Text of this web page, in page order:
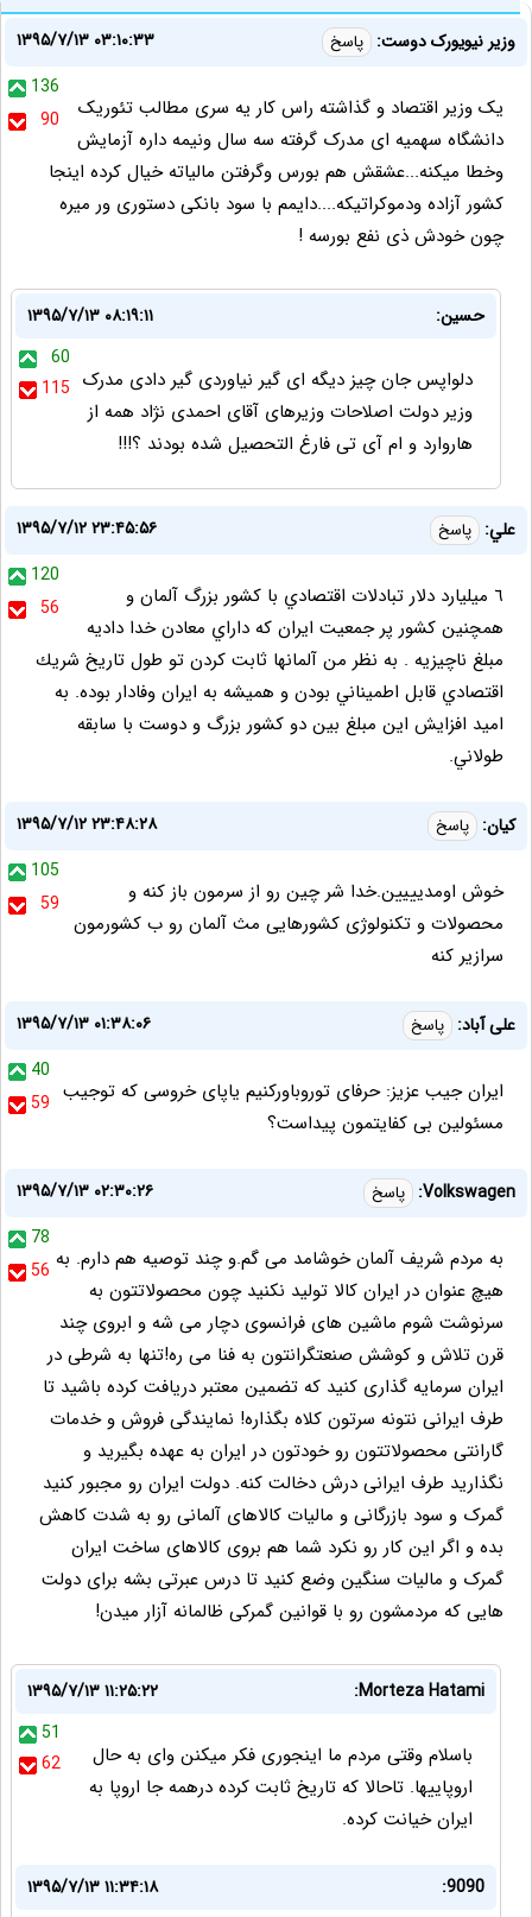
وزیر نیویورک دوست: پاسخ
۱۳۹۵/۷/۱۳ ۰۳:۱۰:۳۳
136
90
یک وزیر اقتصاد و گذاشته راس کار یه سری مطالب تئوریک
دانشگاه سهمیه ای مدرک گرفته سه سال ونیمه داره آزمایش
وخطا میکنه...عشقش هم بورس وگرفتن مالیاته خیال کرده اینجا
کشور آزاده ودموکراتیکه....دایمم با سود بانکی دستوری ور میره
چون خودش ذی نفع بورسه !
حسین:
۱۳۹۵/۷/۱۳ ۰۸:۱۹:۱۱
60
115 دلواپس جان چیز دیگه ای گیر نیاوردی گیر دادی مدرک
وزیر دولت اصلاحات وزیرهای آقای احمدی نژاد همه از
هاروارد و ام آی تی فارغ التحصیل شده بودند ؟!!!
علي: پاسخ
۱۳۹۵/۷/۱۲ ۲۳:۴۵:۵۶
120
56
٦ ميليارد دلار تبادلات اقتصادي با كشور بزرگ آلمان و
همچنين كشور پر جمعيت ايران كه داراي معادن خدا داديه
مبلغ ناچيزيه . به نظر من آلمانها ثابت كردن تو طول تاريخ شريك
اقتصادي قابل اطميناني بودن و هميشه به ايران وفادار بوده. به
اميد افزايش اين مبلغ بين دو كشور بزرگ و دوست با سابقه
طولاني.
کیان: پاسخ
۱۳۹۵/۷/۱۲ ۲۳:۴۸:۲۸
105
59
خوش اومدیییین.خدا شر چین رو از سرمون باز کنه و
محصولات و تکنولوژی کشورهایی مث آلمان رو ب کشورمون
سرازیر کنه
على آباد: پاسخ
۱۳۹۵/۷/۱۳ ۰۱:۳۸:۰۶
40
59 ايران جيب عزيز: حرفاى توروباوركنيم ياپاى خروسى كه توجيب
مسئولين بى كفايتمون پيداست؟
Volkswagen: پاسخ
۱۳۹۵/۷/۱۳ ۰۲:۳۰:۲۶
78
56 به مردم شریف آلمان خوشامد می گم.و چند توصیه هم دارم. به
هیچ عنوان در ایران کالا تولید نکنید چون محصولاتتون به
سرنوشت شوم ماشین های فرانسوی دچار می شه و ابروی چند
قرن تلاش و کوشش صنعتگرانتون به فنا می ره!تنها به شرطی در
ایران سرمایه گذاری کنید که تضمین معتبر دریافت کرده باشید تا
طرف ایرانی نتونه سرتون کلاه بگذاره! نمایندگی فروش و خدمات
گارانتی محصولاتتون رو خودتون در ایران به عهده بگیرید و
نگذارید طرف ایرانی درش دخالت کنه. دولت ایران رو مجبور کنید
گمرک و سود بازرگانی و مالیات کالاهای آلمانی رو به شدت کاهش
بده و اگر این کار رو نکرد شما هم بروی کالاهای ساخت ایران
گمرک و مالیات سنگین وضع کنید تا درس عبرتی بشه برای دولت
هایی که مردمشون رو با قوانین گمرکی ظالمانه آزار میدن!
Morteza Hatami:
۱۳۹۵/۷/۱۳ ۱۱:۲۵:۲۲
51
62
باسلام وقتی مردم ما اینجوری فکر میکنن وای به حال
اروپاییها. تاحالا که تاریخ ثابت کرده درهمه جا اروپا به
ایران خیانت کرده.
9090:
۱۳۹۵/۷/۱۳ ۱۱:۳۴:۱۸